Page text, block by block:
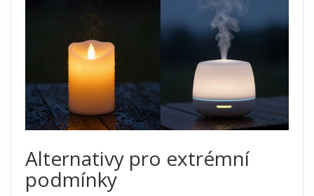
Alternativy pro extrémní
podmínky